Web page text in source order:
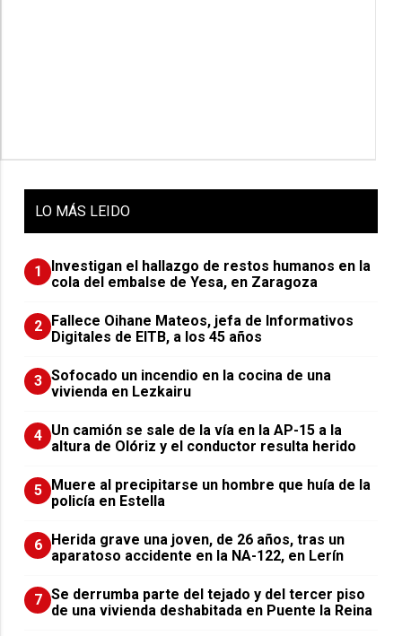
LO MÁS LEIDO
1
Investigan el hallazgo de restos humanos en la
cola del embalse de Yesa, en Zaragoza
2 Fallece Oihane Mateos, jefa de Informativos
Digitales de EITB, a los 45 años
3 Sofocado un incendio en la cocina de una
vivienda en Lezkairu
4 Un camión se sale de la vía en la AP-15 a la
altura de Olóriz y el conductor resulta herido
5 Muere al precipitarse un hombre que huía de la
policía en Estella
6 Herida grave una joven, de 26 años, tras un
aparatoso accidente en la NA-122, en Lerín
7 Se derrumba parte del tejado y del tercer piso
de una vivienda deshabitada en Puente la Reina